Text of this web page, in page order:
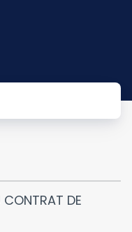
DE